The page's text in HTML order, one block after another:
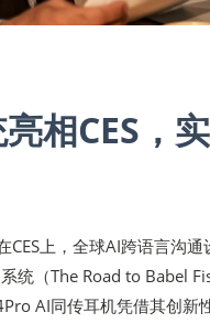
相CES，
CES上，全球AI跨语言沟
统（The Road to Babel
AI同传耳机凭借其创新